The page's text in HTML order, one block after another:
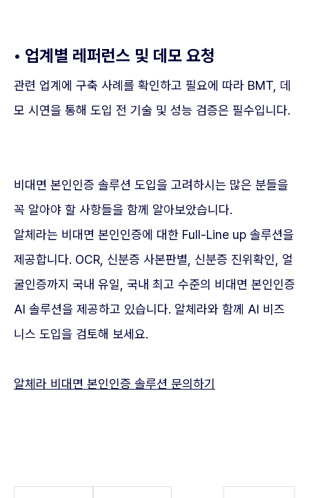
• 업계별 레퍼런스 및 데모 요청
관련 업계에 구축 사례를 확인하고 필요에 따라 BMT, 데
모 시연을 통해 도입 전 기술 및 성능 검증은 필수입니다.
비대면 본인인증 솔루션 도입을 고려하시는 많은 분들을
꼭 알아야 할 사항들을 함께 알아보았습니다.
알체라는 비대면 본인인증에 대한 Full-Line up 솔루션을
제공합니다. OCR, 신분증 사본판별, 신분증 진위확인, 얼
굴인증까지 국내 유일, 국내 최고 수준의 비대면 본인인증
AI 솔루션을 제공하고 있습니다. 알체라와 함께 AI 비즈
니스 도입을 검토해 보세요.
알체라 비대면 본인인증 솔루션 문의하기